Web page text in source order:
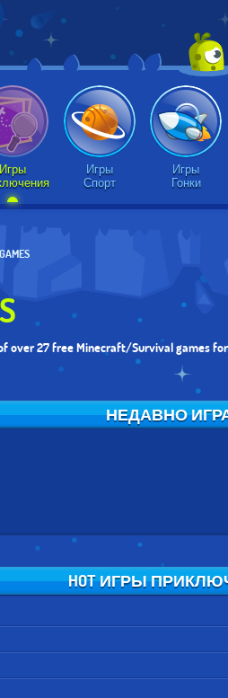
Игры
Игры
Спорт
Игры
Гонки
over 27 free Minecraft/Survival games
НЕДАВНО
HOT ИГРЫ